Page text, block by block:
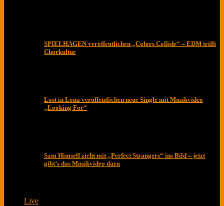
SPIELHAGEN veröffentlichen „Colors Collide“ – EDM trifft
Chorkultur
Lost in Lona veröffentlichen neue Single mit Musikvideo
„Looking For“
Sam Himself zieht mit „Perfect Strangers“ ins Bild – jetzt
gibt’s das Musikvideo dazu
Live